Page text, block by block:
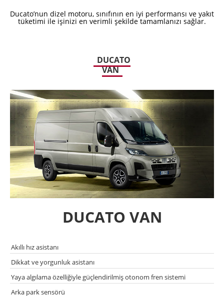
Ducato’nun dizel motoru, sınıfının en iyi performansı ve yakıt
tüketimi ile işinizi en verimli şekilde tamamlanızı sağlar.
DUCATO
VAN
DUCATO VAN
Akıllı hız asistanı
Dikkat ve yorgunluk asistanı
Yaya algılama özelliğiyle güçlendirilmiş otonom fren sistemi
Arka park sensörü